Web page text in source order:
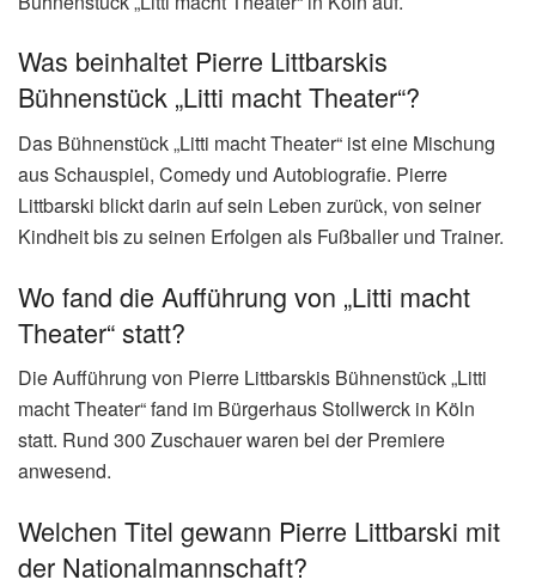
Was beinhaltet Pierre Littbarskis
Bühnenstück „Litti macht Theater“?
Das Bühnenstück „Litti macht Theater“ ist eine Mischung
aus Schauspiel, Comedy und Autobiografie. Pierre
Littbarski blickt darin auf sein Leben zurück, von seiner
Kindheit bis zu seinen Erfolgen als Fußballer und Trainer.
Wo fand die Aufführung von „Litti macht
Theater“ statt?
Die Aufführung von Pierre Littbarskis Bühnenstück „Litti
macht Theater“ fand im Bürgerhaus Stollwerck in Köln
statt. Rund 300 Zuschauer waren bei der Premiere
anwesend.
Welchen Titel gewann Pierre Littbarski mit
der Nationalmannschaft?